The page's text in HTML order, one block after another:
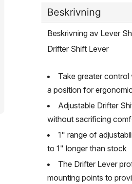
Beskrivning
Beskrivning av Lever
Drifter Shift Lever
Take greater control
a position for
Adjustable Drifter
without sacrificing
1" range of
to 1" longer than stock
The Drifter Lever
mounting points to